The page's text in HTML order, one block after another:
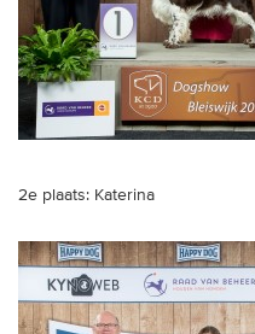
2e plaats: Katerina